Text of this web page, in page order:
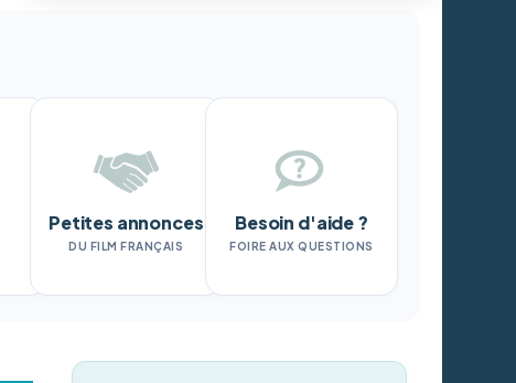
Petites annonces
DU FILM FRANÇAIS
Besoin d'aide ?
FOIRE AUX QUESTIONS